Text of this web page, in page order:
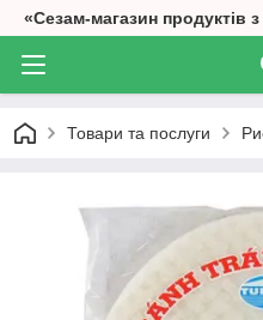
«Сезам-магазин продуктів з
Товари та послуги